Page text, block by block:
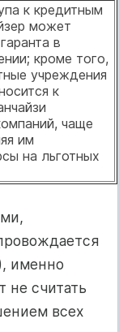
к кредитным
может
в
кроме того,
учреждения
к
чаще
им
на льготных
именно
не считать
всех